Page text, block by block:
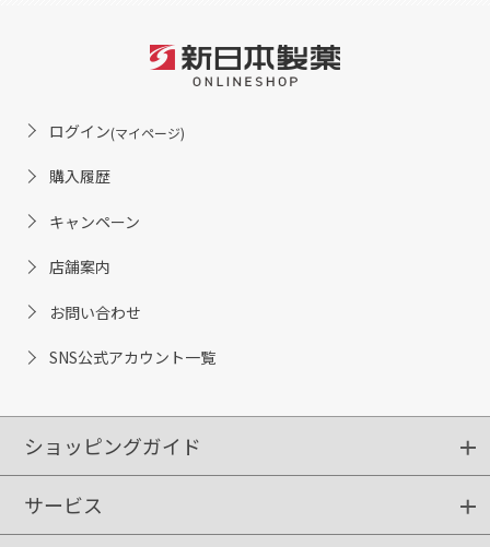
ログイン(マイページ)
購入履歴
キャンペーン
店舗案内
お問い合わせ
SNS公式アカウント一覧
ショッピングガイド
ショッピングガイド
ご注文方法
送料・配送
クーポンご利用方法
サービス